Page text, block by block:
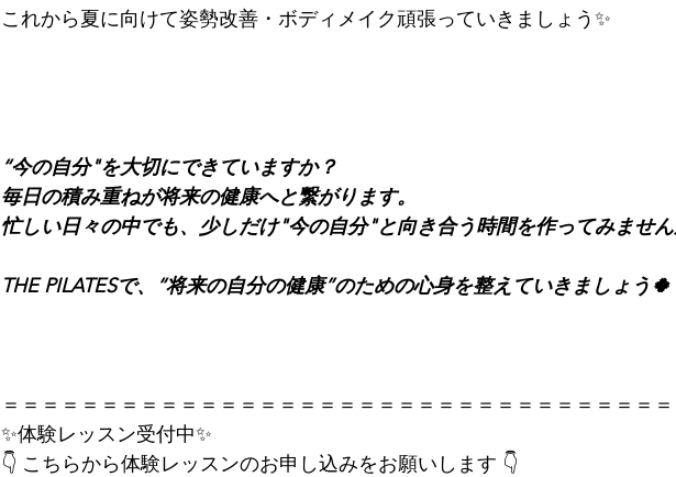
これから夏に向けて姿勢改善・ボディメイク頑張っていきましょう✨
“今の自分"を大切にできていますか？
毎日の積み重ねが将来の健康へと繋がります。
忙しい日々の中でも、少しだけ"今の自分"と向き合う時間を作ってみませ
THE PILATESで、“将来の自分の健康”のための心身を整えていきましょう🍀
＝＝＝＝＝＝＝＝＝＝＝＝＝＝＝＝＝＝＝＝＝＝＝＝＝＝＝＝＝＝＝＝＝＝
✨体験レッスン受付中✨
👇 こちらから体験レッスンのお申し込みをお願いします 👇